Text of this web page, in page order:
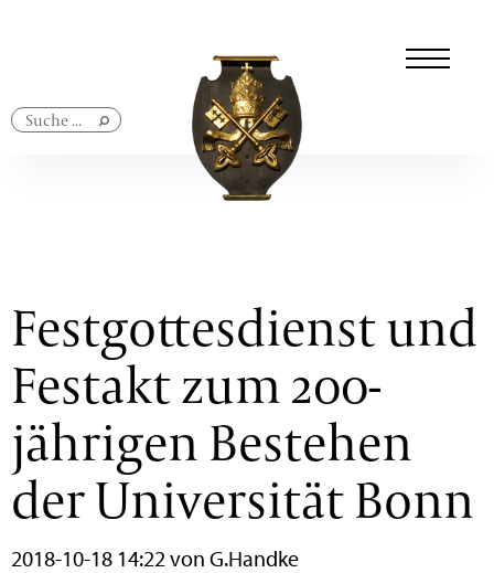
Festgottesdienst und
Festakt zum 200-
jährigen Bestehen
der Universität Bonn
2018-10-18 14:22von G.Handke